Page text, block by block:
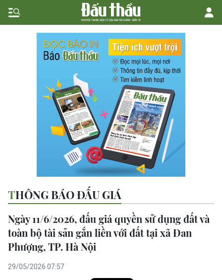
THÔNG BÁO ĐẤU GIÁ
Ngày 11/6/2026, đấu giá quyền sử dụng đất và
toàn bộ tài sản gắn liền với đất tại xã Đan
Phượng, TP. Hà Nội
29/05/2026 07:57